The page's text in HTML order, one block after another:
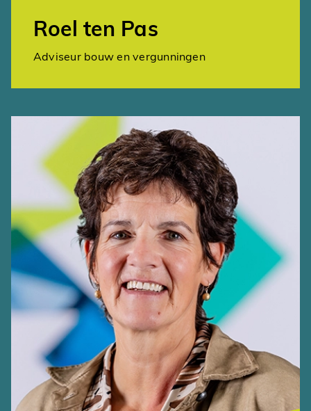
Roel ten Pas
Adviseur bouw en vergunningen